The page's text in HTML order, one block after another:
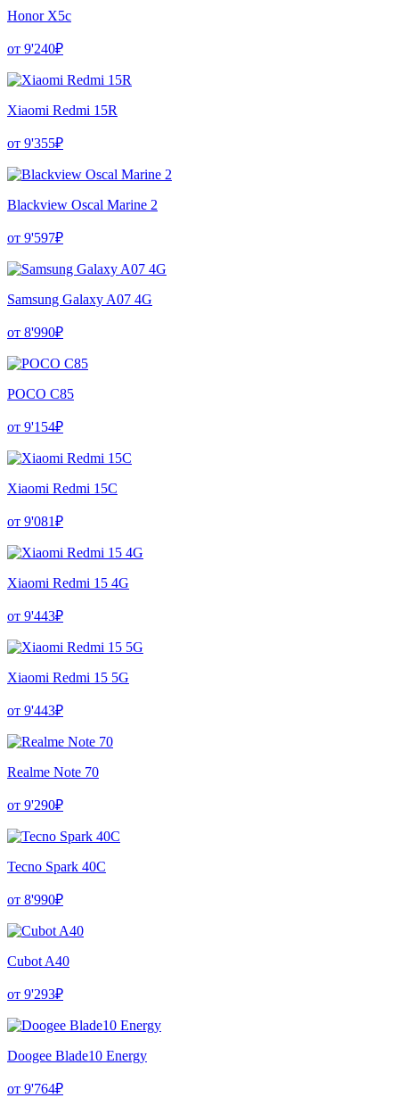
Honor X5c
от 9'240₽
Xiaomi Redmi 15R
от 9'355₽
Blackview Oscal Marine 2
от 9'597₽
Samsung Galaxy A07 4G
от 8'990₽
POCO C85
от 9'154₽
Xiaomi Redmi 15C
от 9'081₽
Xiaomi Redmi 15 4G
от 9'443₽
Xiaomi Redmi 15 5G
от 9'443₽
Realme Note 70
от 9'290₽
Tecno Spark 40C
от 8'990₽
Cubot A40
от 9'293₽
Doogee Blade10 Energy
от 9'764₽